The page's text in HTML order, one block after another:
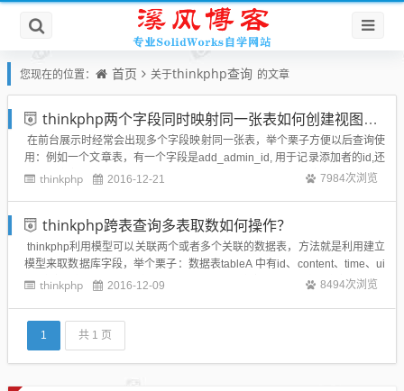
您现在的位置： 首页 关于thinkphp查询 的文章
thinkphp两个字段同时映射同一张表如何创建视图模型？
在前台展示时经常会出现多个字段映射同一张表，举个栗子方便以后查询使
用：例如一个文章表，有一个字段是add_admin_id, 用于记录添加者的id,还
有一个字段edit_admin_id, 用于记录最后编辑者的id, 需要用视图模型通过a
thinkphp 2016-12-21 7984次浏览
thinkphp跨表查询多表取数如何操作？
thinkphp利用模型可以关联两个或者多个关联的数据表，方法就是利用建立
模型来取数据库字段，举个栗子：数据表tableA 中有id、content、time、ui
d等字段，数据表tableB中有id、username等字段，tableA中的字段uid存取
thinkphp 2016-12-09 8494次浏览
1 共 1 页